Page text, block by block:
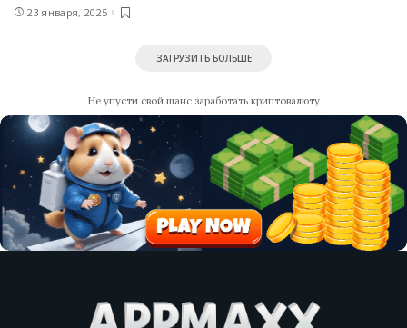
23 января, 2025
ЗАГРУЗИТЬ БОЛЬШЕ
Не упусти свой шанс заработать криптовалюту